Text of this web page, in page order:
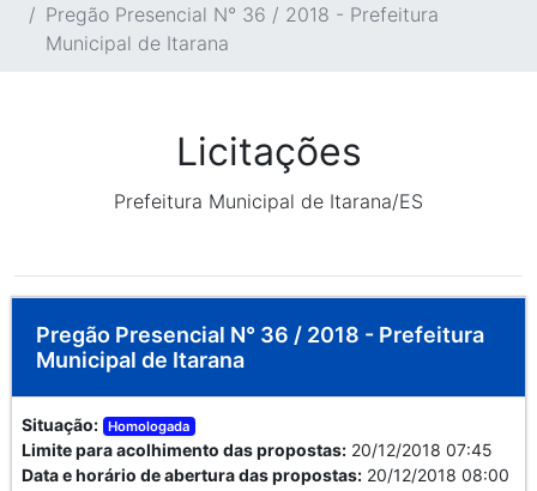
Pregão Presencial N° 36 / 2018 - Prefeitura
Municipal de Itarana
Licitações
Prefeitura Municipal de Itarana/ES
Pregão Presencial N° 36 / 2018 - Prefeitura
Municipal de Itarana
Situação: Homologada
Limite para acolhimento das propostas: 20/12/2018 07:45
Data e horário de abertura das propostas: 20/12/2018 08:00